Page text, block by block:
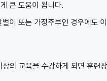
큰 도움이 됩니다.
이 또는 가정주부인 경우에도
의 교육을 수강하게 되면 훈련